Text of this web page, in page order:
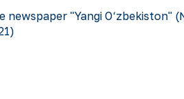
newspaper "Yangi O‘zbekiston"